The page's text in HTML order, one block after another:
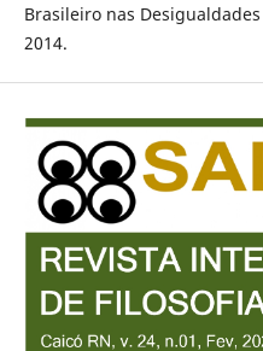
Brasileiro nas
2014.